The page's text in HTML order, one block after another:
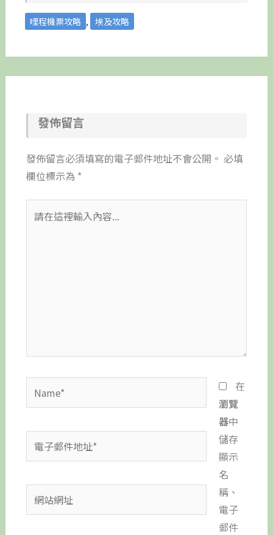
哩程機票攻略 , 埃及攻略
發佈留言
發佈留言必須填寫的電子郵件地址不會公開。 必填
欄位標示為 *
在
電
地
在
瀏覽
器中
儲存
顯示
名
稱、
電子
郵件